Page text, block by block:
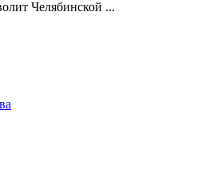
Челябинской ...